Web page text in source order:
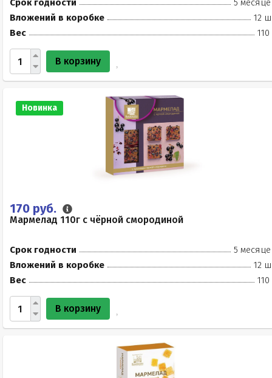
Срок годности
5
Вложений в коробке
12
Вес
110
В корзину
Новинка
170 руб.
Мармелад 110г с чёрной смородиной
Срок годности
5
Вложений в коробке
12
Вес
110
В корзину